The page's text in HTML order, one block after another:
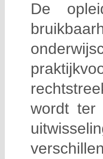
De
wordt ter